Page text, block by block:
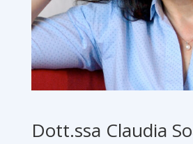
Dott.ssa Claudia